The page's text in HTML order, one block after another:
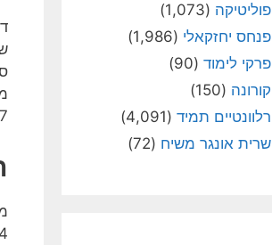
פוליטיקה (1,073)
פנחס יחזקאלי (1,986)
פרקי לימוד (90)
קורונה (150)
רלוונטיים תמיד (4,091)
שרית אונגר משיח (72)